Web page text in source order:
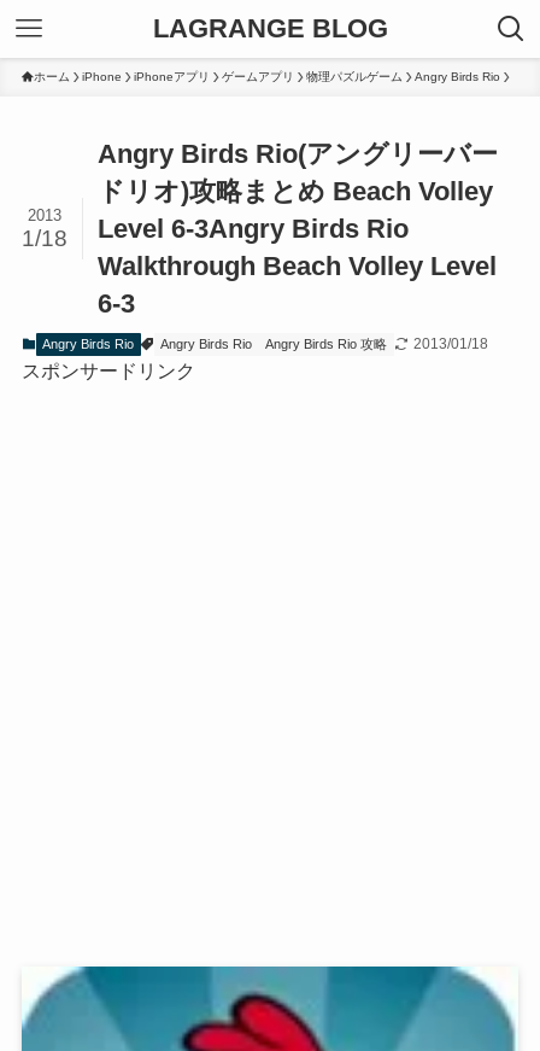
LAGRANGE BLOG
ホーム iPhone iPhoneアプリ ゲームアプリ 物理パズルゲーム Angry Birds Rio
Angry Birds Rio(アングリーバー
ドリオ)攻略まとめ Beach Volley
Level 6-3Angry Birds Rio
Walkthrough Beach Volley Level
6-3
2013
1/18
Angry Birds Rio Angry Birds Rio Angry Birds Rio 攻略 2013/01/18
スポンサードリンク